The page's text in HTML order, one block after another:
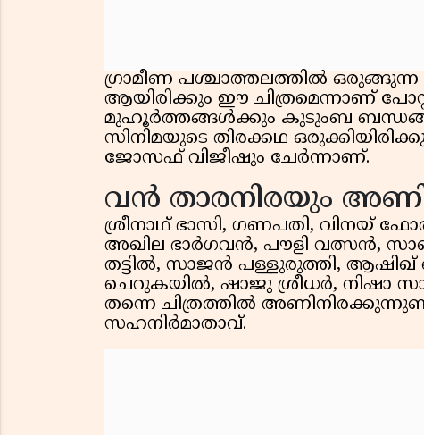
ഗ്രാമീണ പശ്ചാത്തലത്തിൽ ഒരുങ്ങുന്ന
ആയിരിക്കും ഈ ചിത്രമെന്നാണ്
മുഹൂർത്തങ്ങൾക്കും കുടുംബ
സിനിമയുടെ തിരക്കഥ
ജോസഫ് വിജീഷും ചേർന്നാണ്.
വൻ താരനിരയും
ശ്രീനാഥ് ഭാസി, ഗണപതി, വിനയ്
അഖില ഭാർഗവൻ, പൗളി വത്സൻ,
തട്ടിൽ, സാജൻ പള്ളുരുത്തി, ആഷിഖ്
ചെറുകയിൽ, ഷാജു ശ്രീധർ, നിഷാ
തന്നെ ചിത്രത്തിൽ അണിനിരക്കുന്നുണ്ട്.
സഹനിർമാതാവ്.